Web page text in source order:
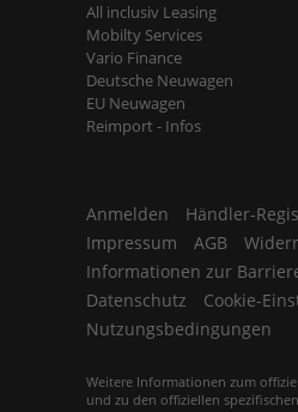
All inclusiv Leasing
Mobilty Services
Vario Finance
Deutsche Neuwagen
EU Neuwagen
Reimport - Infos
Anmelden
Händler-
Impressum
AGB
Informationen zur
Datenschutz
Cookie-
Nutzungsbedingungen
Weitere Informationen zum
und zu den offiziellen